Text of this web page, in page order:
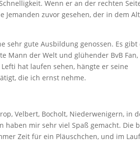
Wenn er an der rechten
zuvor gesehen, der in dem
sehr gute Ausbildung genossen. Es gibt
Mann der Welt und glühender BvB Fan,
hat laufen sehen, hängte er seine
die ich ernst nehme.
Velbert, Bocholt, Niederwenigern, in
haben mir sehr viel Spaß gemacht. Die
Zeit für ein Pläuschchen, und im